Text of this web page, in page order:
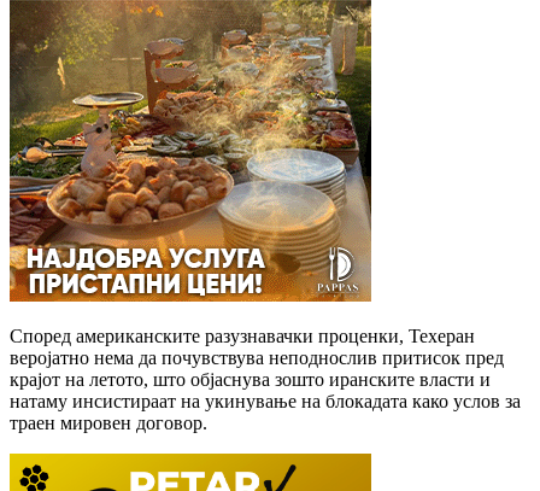
Според американските разузнавачки проценки, Техеран
веројатно нема да почувствува неподнослив притисок пред
крајот на летото, што објаснува зошто иранските власти и
натаму инсистираат на укинување на блокадата како услов за
траен мировен договор.